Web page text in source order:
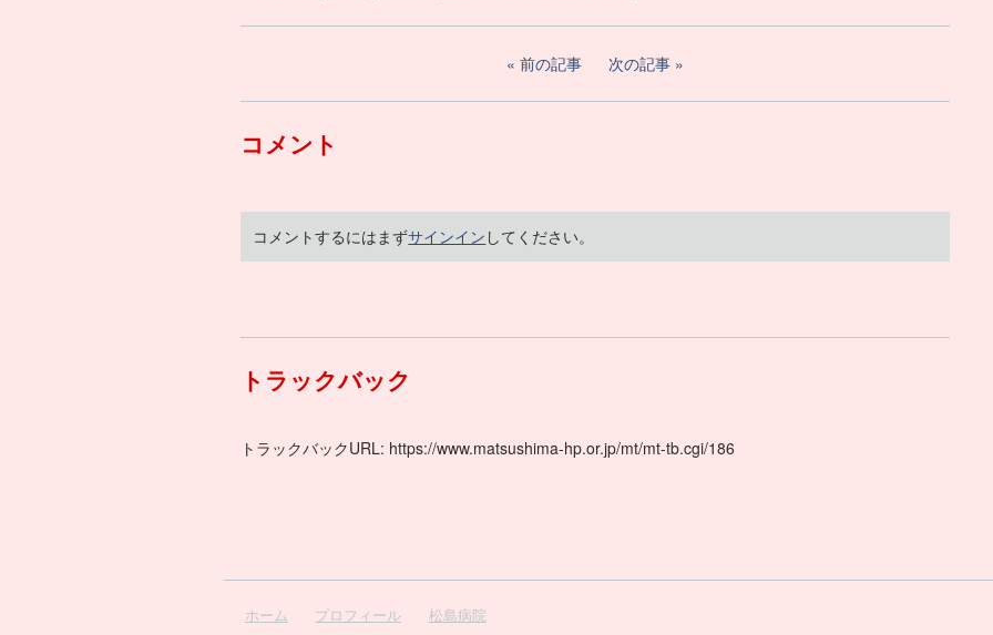
前の記事 次の記事
コメント
コメントするにはまずサインイン してください。
トラックバック
トラックバックURL: https://www.matsushima-hp.or.jp/mt/mt-tb.cgi/186
ホーム プロフィール 松島病院